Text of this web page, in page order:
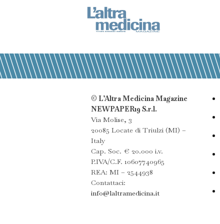
© L’Altra Medicina Magazine
NEWPAPER19 S.r.l.
Via Molise, 3
20085 Locate di Triulzi (MI) –
Italy
Cap. Soc. € 20.000 i.v.
P.IVA/C.F. 10607740965
REA: MI – 2544938
Contattaci:
info@laltramedicina.it